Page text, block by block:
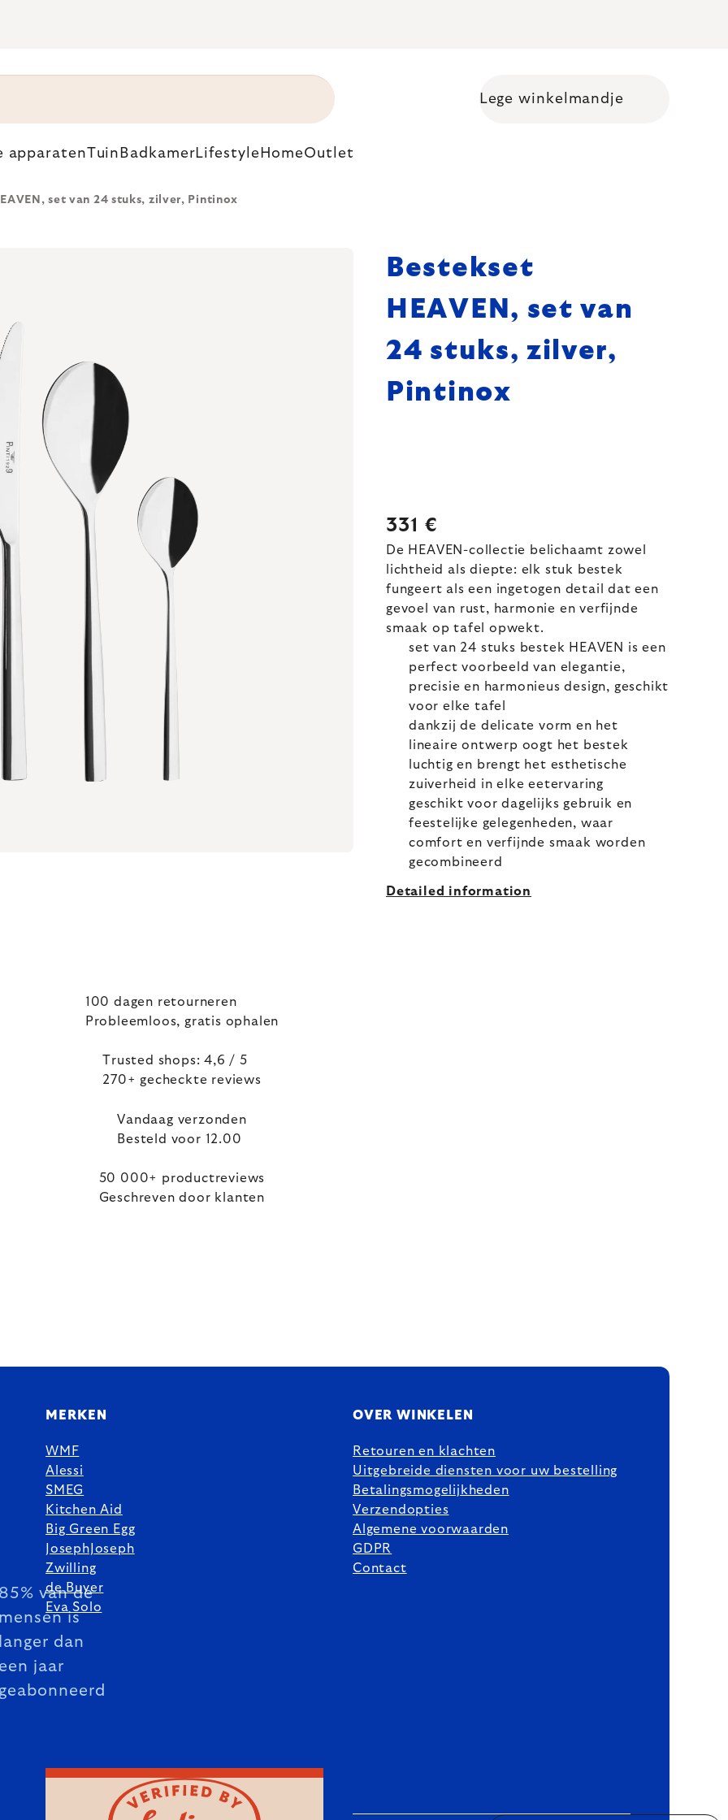
Shopping cart
Lege winkelmandje
apparatenTuin BadkamerLifestyle HomeOutlet
set van 24 stuks, zilver, Pintinox
Bestekset
HEAVEN, set van
24 stuks, zilver,
Pintinox
331 €
De HEAVEN-collectie belichaamt zowel
lichtheid als diepte: elk stuk bestek
fungeert als een ingetogen detail dat een
gevoel van rust, harmonie en verfijnde
smaak op tafel opwekt.
set van 24 stuks bestek HEAVEN is een
perfect voorbeeld van elegantie,
precisie en harmonieus design, geschikt
voor elke tafel
dankzij de delicate vorm en het
lineaire ontwerp oogt het bestek
luchtig en brengt het esthetische
zuiverheid in elke eetervaring
geschikt voor dagelijks gebruik en
feestelijke gelegenheden, waar
comfort en verfijnde smaak worden
gecombineerd
Detailed information
100 dagen retourneren
Probleemloos, gratis ophalen
Trusted shops: 4,6 / 5
270+ gecheckte reviews
Vandaag verzonden
Besteld voor 12.00
50 000+ productreviews
Geschreven door klanten
85% van de
mensen is
langer dan
een jaar
geabonneerd
MERKEN
WMF
Alessi
SMEG
Kitchen Aid
Big Green Egg
JosephJoseph
Zwilling
de Buyer
Eva Solo
OVER WINKELEN
Retouren en klachten
Uitgebreide diensten voor uw bestelling
Betalingsmogelijkheden
Verzendopties
Algemene voorwaarden
GDPR
Contact